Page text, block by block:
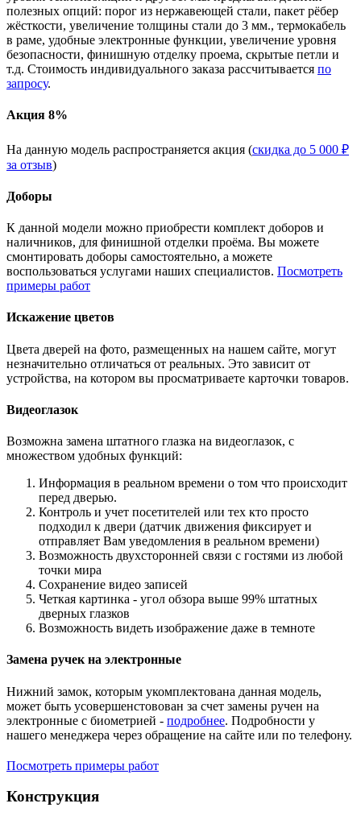
полезных опций: порог из нержавеющей стали, пакет рёбер
жёсткости, увеличение толщины стали до 3 мм., термокабель
в раме, удобные электронные функции, увеличение уровня
безопасности, финишную отделку проема, скрытые петли и
т.д. Стоимость индивидуального заказа рассчитывается по
запросу.
Акция 8%
На данную модель распространяется акция (скидка до 5 000 ₽
за отзыв)
Доборы
К данной модели можно приобрести комплект доборов и
наличников, для финишной отделки проёма. Вы можете
смонтировать доборы самостоятельно, а можете
воспользоваться услугами наших специалистов. Посмотреть
примеры работ
Искажение цветов
Цвета дверей на фото, размещенных на нашем сайте, могут
незначительно отличаться от реальных. Это зависит от
устройства, на котором вы просматриваете карточки товаров.
Видеоглазок
Возможна замена штатного глазка на видеоглазок, с
множеством удобных функций:
Информация в реальном времени о том что происходит
перед дверью.
Контроль и учет посетителей или тех кто просто
подходил к двери (датчик движения фиксирует и
отправляет Вам уведомления в реальном времени)
Возможность двухсторонней связи с гостями из любой
точки мира
Сохранение видео записей
Четкая картинка - угол обзора выше 99% штатных
дверных глазков
Возможность видеть изображение даже в темноте
Замена ручек на электронные
Нижний замок, которым укомплектована данная модель,
может быть усовершенстовован за счет замены ручен на
электронные с биометрией - подробнее. Подробности у
нашего менеджера через обращение на сайте или по телефону.
Посмотреть примеры работ
Конструкция